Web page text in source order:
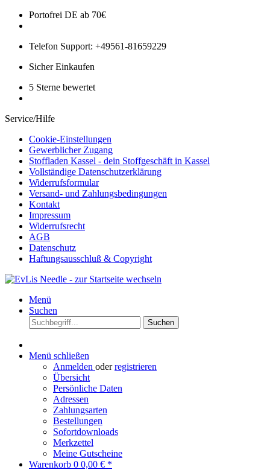
Portofrei DE ab 70€
Telefon Support: +49561-81659229
Sicher Einkaufen
5 Sterne bewertet
Service/Hilfe
Cookie-Einstellungen
Gewerblicher Zugang
Stoffladen Kassel - dein Stoffgeschäft in Kassel
Vollständige Datenschutzerklärung
Widerrufsformular
Versand- und Zahlungsbedingungen
Kontakt
Impressum
Widerrufsrecht
AGB
Datenschutz
Haftungsausschluß & Copyright
Menü
Suchen
Suchen
Menü schließen
Anmelden oderregistrieren
Übersicht
Persönliche Daten
Adressen
Zahlungsarten
Bestellungen
Sofortdownloads
Merkzettel
Meine Gutscheine
Warenkorb 0 0,00 € *